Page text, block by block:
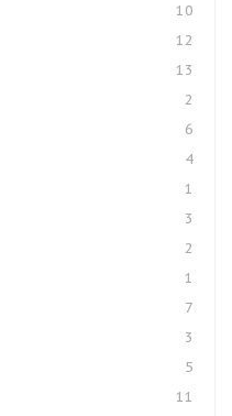
10
12
13
2
6
4
1
3
2
1
7
3
5
11